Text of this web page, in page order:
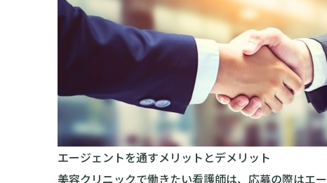
エージェントを通すメリットとデメリット
美容クリニックで働きたい看護師は、応募の際はエ